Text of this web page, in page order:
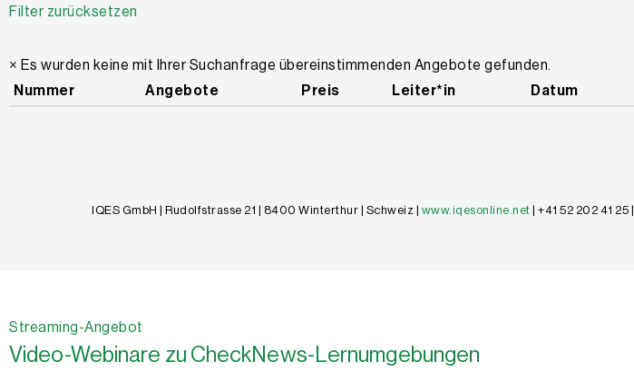
Filter zurücksetzen
× Es wurden keine mit Ihrer Suchanfrage übereinstimmenden Angebote gefunden.
Nummer
Angebote Preis Leiter*in Datum
IQES GmbH | Rudolfstrasse 21 | 8400 Winterthur | Schweiz | www.iqesonline.net | +41 52 202 41 25 |
Streaming-Angebot
Video-Webinare zu CheckNews-Lernumgebungen